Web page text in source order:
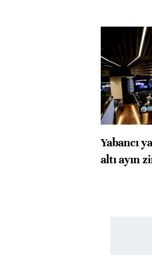
Yabancı
altı ayın